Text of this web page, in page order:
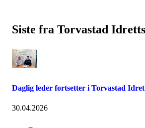
Siste fra Torvastad
Daglig leder fortsetter i Torvastad
30.04.2026